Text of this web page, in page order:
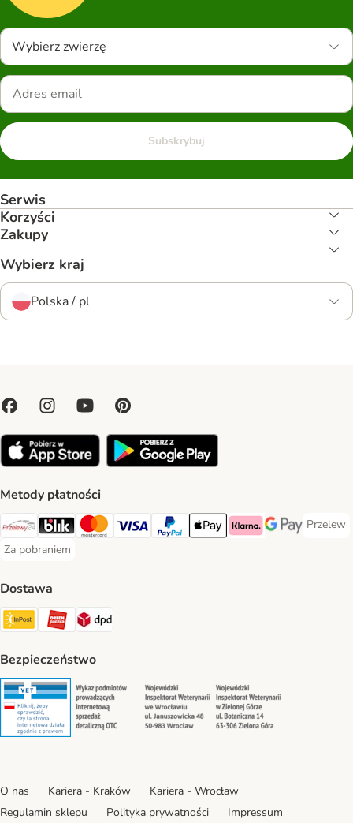
Wybierz zwierzę
Subskrybuj
Serwis
Korzyści
Zakupy
Wybierz kraj
Polska / pl
Metody płatności
Przelewy24 Payment Method
Blik Payment Method
MasterCard Payment Method
Visa Payment Method
PayPal Payment Method
Apple Pay Payment Method
Klarna Payment Method
Google Pay
Przelew
Przelew
Za pobraniem
Za pobraniem Payment Method
Dostawa
Paczkomat® Shipping Method
ORLEN Paczka Shipping Method
DPD Shipping Method
Bezpieczeństwo
Security Security Security
O nas Kariera - Kraków
Kariera - Wrocław
Regulamin sklepu
Polityka prywatności Impressum